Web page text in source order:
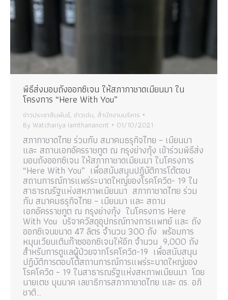
พิธีส่งมอบถังออกซิเจน ให้สภากาชาดเมียนมา ใน
โครงการ “Here With You”
ข่าวประชาสัมพันธ์, ข่าวเด่น, สำนักงานบริหาร
By Watchariya Iamthananont 01/10/2021
สภากาชาดไทย ร่วมกับ สมาคมธรุกิจไทย – เมียนมา
และ สถานเอกอัครราชทูต ณ กรุงย่างกุ้ง เข้าร่วมพิธีส่ง
มอบถังออกซิเจน ให้สภากาชาดเมียนมา ในโครงการ
“Here With You” เพื่อสนับสนุนปฏิบัติการโต้ตอบ
สถานการณ์การแพร่ระบาดใหญ่ของโรคโควิด- 19 ใน
สาธารณรัฐแห่งสหภาพเมียนมา สภากาชาดไทย ร่วม
กับ สมาคมธรุกิจไทย – เมียนมา และ สถาน
เอกอัครราชทูต ณ กรุงย่างกุ้ง ในโครงการ Here
With You บริจาควัสดุอุปกรณ์ทางการแพทย์ และ ถัง
ออกซิเจนขนาด 47 ลิตร จำนวน 300 ถัง พร้อมการ
หมุนเวียนเติมก๊าซออกซิเจนให้อีก จำนวน 9,000 ถัง
สำหรับการดูแลผู้ป่วยจากโรคโควิด-19 เพื่อสนับสนุน
ปฏิบัติการตอบโต้สถานการณ์การแพร่ระบาดใหญ่ของ
โรคโควิด – 19 ในสาธารณรัฐแห่งสหภาพเมียนมา โดย
นายเตช บุนนาค เลขาธิการสภากาชาดไทย และ ดร. อภิ
ชาติ…